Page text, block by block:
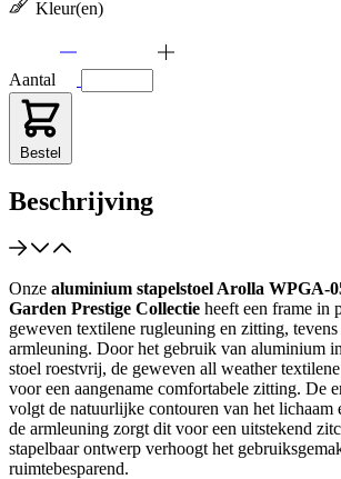
Kleur(en)
Aantal
Bestel
Beschrijving
Onze aluminium stapelstoel Arolla WPGA-
Garden Prestige Collectie heeft een frame in
geweven textilene rugleuning en zitting,
armleuning. Door het gebruik van aluminium
stoel roestvrij, de geweven all weather
voor een aangename comfortabele zitting. De
volgt de natuurlijke contouren van het lichaam
de armleuning zorgt dit voor een uitstekend
stapelbaar ontwerp verhoogt het
ruimtebesparend.